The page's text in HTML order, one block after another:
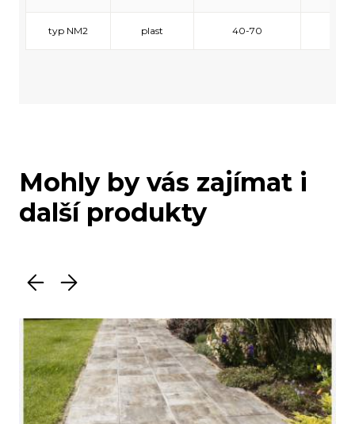
typ NM2 plast 40-70
Mohly by vás zajímat i
další produkty